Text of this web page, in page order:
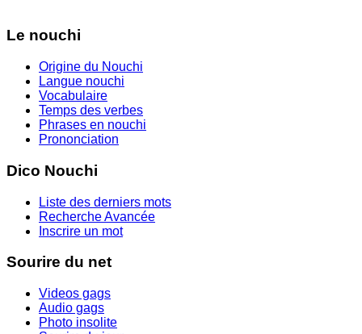
Le nouchi
Origine du Nouchi
Langue nouchi
Vocabulaire
Temps des verbes
Phrases en nouchi
Prononciation
Dico Nouchi
Liste des derniers mots
Recherche Avancée
Inscrire un mot
Sourire du net
Videos gags
Audio gags
Photo insolite